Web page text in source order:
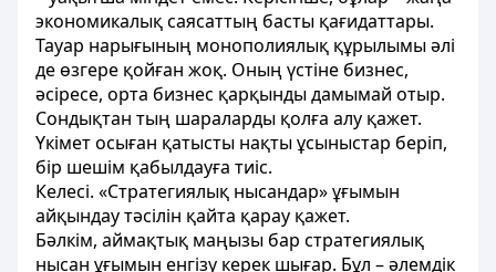
экономикалық саясаттың басты қағидаттары.
Тауар нарығының монополиялық құрылымы әлі
де өзгере қойған жоқ. Оның үстіне бизнес,
әсіресе, орта бизнес қарқынды дамымай отыр.
Сондықтан тың шараларды қолға алу қажет.
Үкімет осыған қатысты нақты ұсыныстар беріп,
бір шешім қабылдауға тиіс.
Келесі. «Стратегиялық нысандар» ұғымын
айқындау тәсілін қайта қарау қажет.
Бәлкім, аймақтық маңызы бар стратегиялық
нысан ұғымын енгізу керек шығар. Бұл – әлемдік